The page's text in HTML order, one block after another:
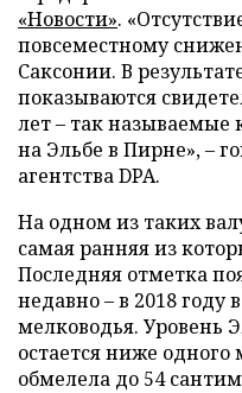
«Новости».
повсеместному
Саксонии. В
показываются
лет – так
на Эльбе в Пирне», –
агентства DPA.
На одном из таких
самая ранняя из
Последняя отметка
недавно – в 2018 году
мелководья. Уровень
остается ниже одного
обмелела до 54